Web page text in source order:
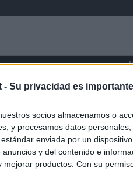
- Su privacidad es
socios almacenamos o
y procesamos datos
enviada por un
anuncios y del contenido e
mejorar productos. Con su
Alabama